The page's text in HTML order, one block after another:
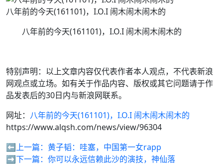
八年前的今天(161101)，I.O.I 闹木闹木闹木的
八年前的今天(161101)，I.O.I 闹木闹木闹木的
特别声明：以上文章内容仅代表作者本人观点，不代表新浪
网观点或立场。如有关于作品内容、版权或其它问题请于作
品发表后的30日内与新浪网联系。
网址： 八年前的今天(161101)，I.O.I 闹木闹木闹木的
https://www.alqsh.com/news/view/96304
⬅️上一篇： 黄子韬：哇塞，中国第一女rapp
➡️下一篇： 你可以永远信赖此沙的演技，神仙落